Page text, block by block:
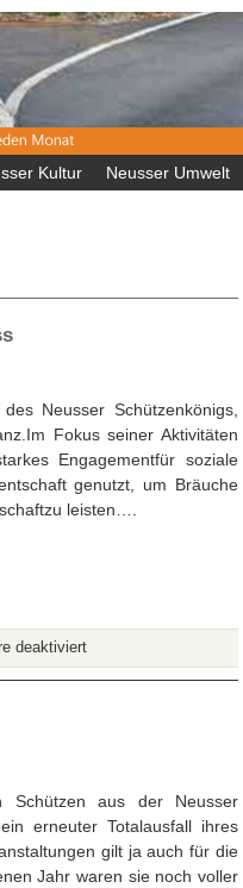
Kultur Neusser Umwelt
Neusser Schützenkönigs,
Fokus seiner Aktivitäten
Engagementfür soziale
genutzt, um Bräuche
leisten….
deaktiviertfür
Bert
Herz
für
Neuss
aus der Neusser
erneuter Totalausfall ihres
gilt ja auch für die
Jahr waren sie noch voller